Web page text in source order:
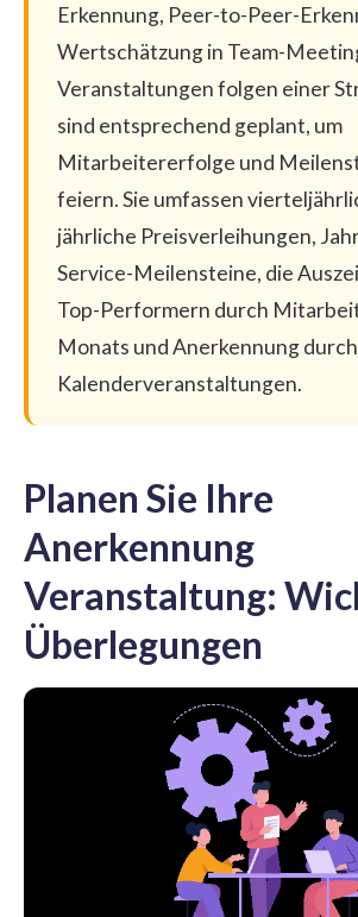
Erkennung, Peer-to-Peer-
Wertschätzung in Team-
Veranstaltungen folgen einer
sind entsprechend geplant, um
Mitarbeitererfolge und
feiern. Sie umfassen
jährliche Preisverleihungen,
Service-Meilensteine, die
Top-Performern durch
Monats und Anerkennung durch
Kalenderveranstaltungen.
Planen Sie Ihre
Anerkennung
Veranstaltung:
Überlegungen